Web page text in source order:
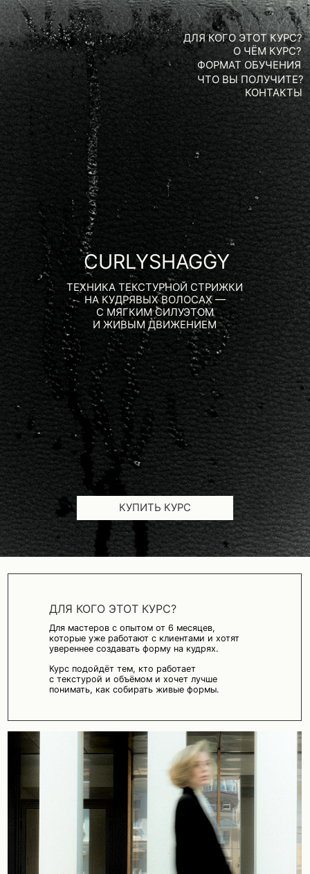
КУПИТЬ КУРС
CURLYSHAGGY
ТЕХНИКА ТЕКСТУРНОЙ СТРИЖКИ
НА КУДРЯВЫХ ВОЛОСАХ —
С МЯГКИМ СИЛУЭТОМ
И ЖИВЫМ ДВИЖЕНИЕМ
ДЛЯ КОГО ЭТОТ КУРС?
О ЧЁМ КУРС?
ФОРМАТ ОБУЧЕНИЯ
ЧТО ВЫ ПОЛУЧИТЕ?
КОНТАКТЫ
ДЛЯ КОГО ЭТОТ КУРС?
Для мастеров с опытом от 6 месяцев,
которые уже работают с клиентами и хотят
ЭТОТ КУРС ДЛЯ ВАС, ЕСЛИ:
Вы не до конца понимаете,
как подступиться к кудрявым волосам;
Стрижёте, но не до конца уверены
в результате;
Вам нужен чёткий алгоритм действий,